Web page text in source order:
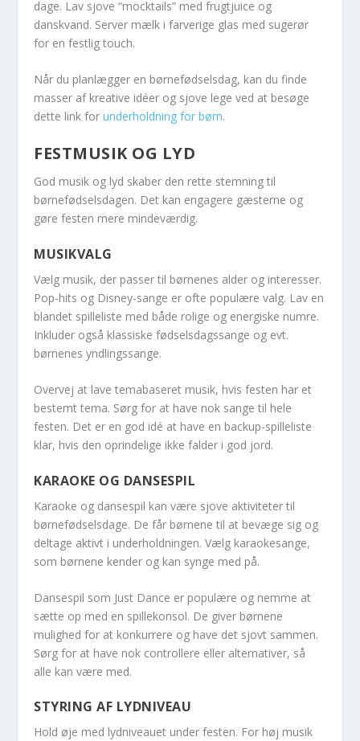
dage. Lav sjove “mocktails” med frugtjuice og
danskvand. Server mælk i farverige glas med sugerør
for en festlig touch.
Når du planlægger en børnefødselsdag, kan du finde
masser af kreative idéer og sjove lege ved at besøge
dette link forunderholdning for børn.
FESTMUSIK OG LYD
God musik og lyd skaber den rette stemning til
børnefødselsdagen. Det kan engagere gæsterne og
gøre festen mere mindeværdig.
MUSIKVALG
Vælg musik, der passer til børnenes alder og interesser.
Pop-hits og Disney-sange er ofte populære valg. Lav en
blandet spilleliste med både rolige og energiske numre.
Inkluder også klassiske fødselsdagssange og evt.
børnenes yndlingssange.
Overvej at lave temabaseret musik, hvis festen har et
bestemt tema. Sørg for at have nok sange til hele
festen. Det er en god idé at have en backup-spilleliste
klar, hvis den oprindelige ikke falder i god jord.
KARAOKE OG DANSESPIL
Karaoke og dansespil kan være sjove aktiviteter til
børnefødselsdage. De får børnene til at bevæge sig og
deltage aktivt i underholdningen. Vælg karaokesange,
som børnene kender og kan synge med på.
Dansespil som Just Dance er populære og nemme at
sætte op med en spillekonsol. De giver børnene
mulighed for at konkurrere og have det sjovt sammen.
Sørg for at have nok controllere eller alternativer, så
alle kan være med.
STYRING AF LYDNIVEAU
Hold øje med lydniveauet under festen. For høj musik